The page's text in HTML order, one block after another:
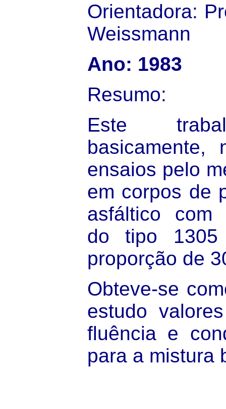
Orientadora:
Weissmann
Ano: 1983
Resumo:
Este
basicamente,
ensaios pelo
em corpos de
asfáltico com
do tipo
proporção de
Obteve-se
estudo
fluência e
para a mistura